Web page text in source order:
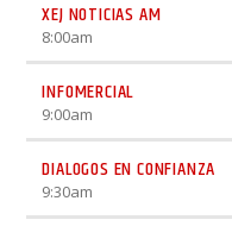
XEJ NOTICIAS AM
8:00am
INFOMERCIAL
9:00am
DIALOGOS EN CONFIANZA
9:30am